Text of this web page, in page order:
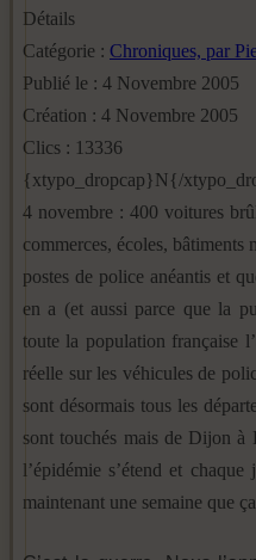
Détails
Catégorie : Chroniques, par
Publié le : 4 Novembre 2005
Création : 4 Novembre 2005
Clics : 13336
{xtypo_dropcap}N{/
4 novembre : 400 voitures
commerces, écoles, bâtiments
postes de police anéantis et
en a (et aussi parce que la
toute la population française
réelle sur les véhicules de
sont désormais tous les
sont touchés mais de Dijon à
l’épidémie s’étend et
maintenant une semaine que